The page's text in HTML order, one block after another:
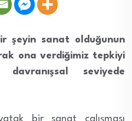
şeyin sanat olduğunun
ona verdiğimiz tepkiyi
seviyede
bir sanat çalışması